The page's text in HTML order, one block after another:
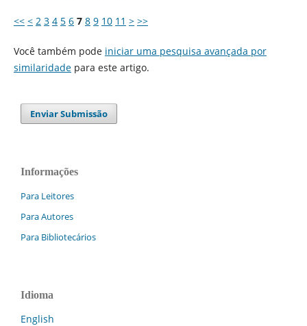
<< < 2 3 4 5 6 7 8 9 10 11 > >>
Você também pode iniciar uma pesquisa avançada por
similaridadepara este artigo.
Enviar Submissão
Informações
Para Leitores
Para Autores
Para Bibliotecários
Idioma
English